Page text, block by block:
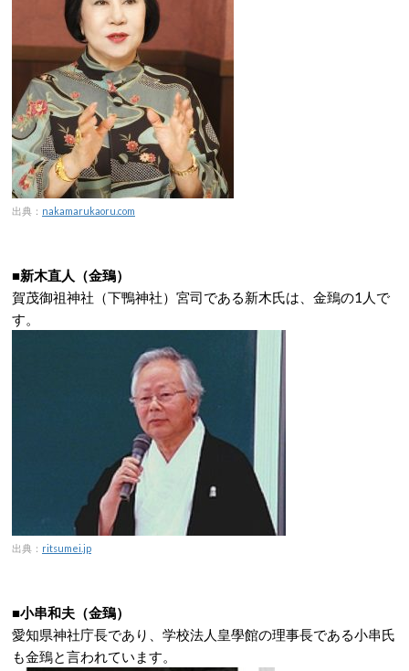
出典： nakamarukaoru.com
■新木直人（金鵄）
賀茂御祖神社（下鴨神社）宮司である新木氏は、金鵄の1人で
す。
出典： ritsumei.jp
■小串和夫（金鵄）
愛知県神社庁長であり、学校法人皇學館の理事長である小串氏
も金鵄と言われています。